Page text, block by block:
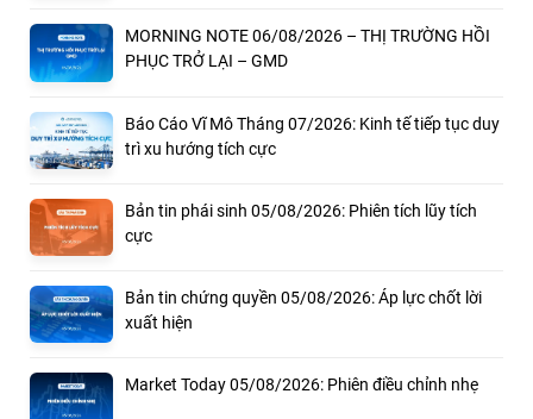
MORNING NOTE 06/08/2026 – THỊ TRƯỜNG HỒI
PHỤC TRỞ LẠI – GMD
Báo Cáo Vĩ Mô Tháng 07/2026: Kinh tế tiếp tục duy
trì xu hướng tích cực
Bản tin phái sinh 05/08/2026: Phiên tích lũy tích
cực
Bản tin chứng quyền 05/08/2026: Áp lực chốt lời
xuất hiện
Market Today 05/08/2026: Phiên điều chỉnh nhẹ